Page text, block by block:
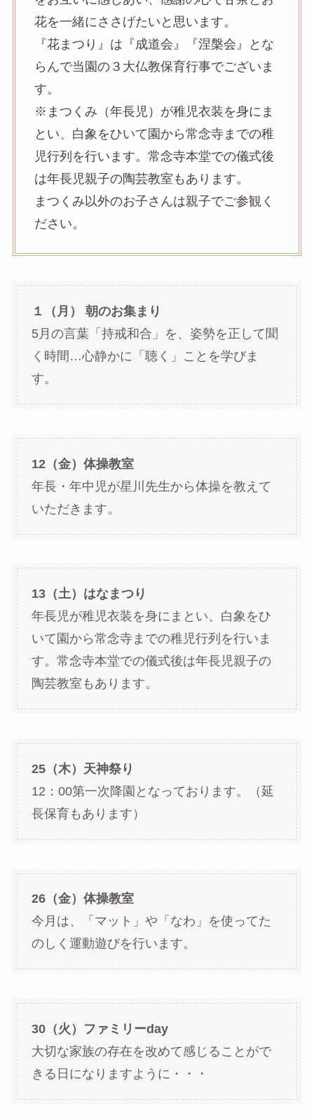
花を一緒にささげたいと思います。
『花まつり』は『成道会』『涅槃会』とな
らんで当園の３大仏教保育行事でございま
す。
※まつくみ（年長児）が稚児衣装を身にま
とい、白象をひいて園から常念寺までの稚
児行列を行います。常念寺本堂での儀式後
は年長児親子の陶芸教室もあります。
まつくみ以外のお子さんは親子でご参観く
ださい。
１（月） 朝のお集まり
5月の言葉「持戒和合」を、姿勢を正して聞
く時間…心静かに「聴く」ことを学びま
す。
12（金）体操教室
年長・年中児が星川先生から体操を教えて
いただきます。
13（土）はなまつり
年長児が稚児衣装を身にまとい、白象をひ
いて園から常念寺までの稚児行列を行いま
す。常念寺本堂での儀式後は年長児親子の
陶芸教室もあります。
25（木）天神祭り
12：00第一次降園となっております。（延
長保育もあります）
26（金）体操教室
今月は、「マット」や「なわ」を使ってた
のしく運動遊びを行います。
30（火）ファミリーday
大切な家族の存在を改めて感じることがで
きる日になりますように・・・